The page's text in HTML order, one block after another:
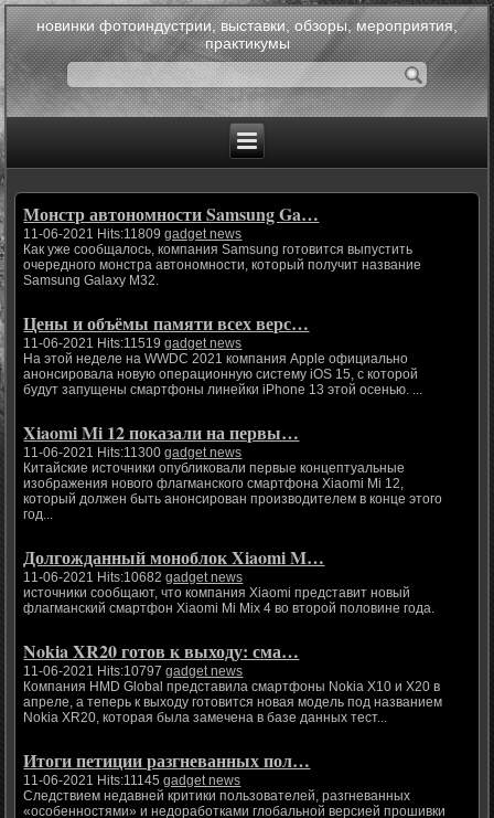
новинки фотоиндустрии, выставки, обзоры, мероприятия,
практикумы
Монстр автономности Samsung Ga…
11-06-2021 Hits:11809gadget news
Как уже сообщалось, компания Samsung готовится выпустить
очередного монстра автономности, который получит название
Samsung Galaxy M32.
Цены и объёмы памяти всех верс…
11-06-2021 Hits:11519gadget news
На этой неделе на WWDC 2021 компания Apple официально
анонсировала новую операционную систему iOS 15, с которой
будут запущены смартфоны линейки iPhone 13 этой осенью. ...
Xiaomi Mi 12 показали на первы…
11-06-2021 Hits:11300gadget news
Китайские источники опубликовали первые концептуальные
изображения нового флагманского смартфона Xiaomi Mi 12,
который должен быть анонсирован производителем в конце этого
год...
Долгожданный моноблок Xiaomi M…
11-06-2021 Hits:10682gadget news
источники сообщают, что компания Xiaomi представит новый
флагманский смартфон Xiaomi Mi Mix 4 во второй половине года.
Nokia XR20 готов к выходу: сма…
11-06-2021 Hits:10797gadget news
Компания HMD Global представила смартфоны Nokia X10 и X20 в
апреле, а теперь к выходу готовится новая модель под названием
Nokia XR20, которая была замечена в базе данных тест...
Итоги петиции разгневанных пол…
11-06-2021 Hits:11145gadget news
Следствием недавней критики пользователей, разгневанных
«особенностями» и недоработками глобальной версией прошивки